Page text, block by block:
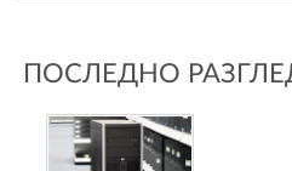
ПОСЛЕДНО